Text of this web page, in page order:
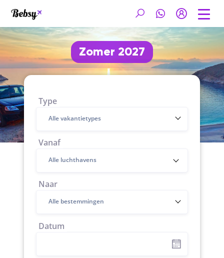
Zomer 2027
Type
Alle vakantietypes
Vanaf
Naar
Alle bestemmingen
Datum